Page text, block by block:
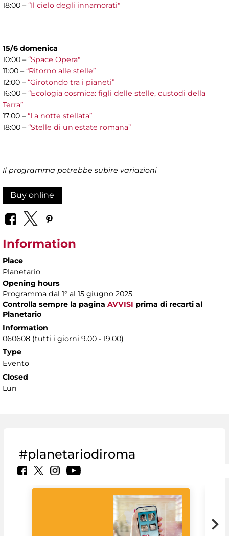
18:00 – “Il cielo degli innamorati"
15/6 domenica
10:00 – “Space Opera"
11:00 – “Ritorno alle stelle”
12:00 – “Girotondo tra i pianeti”
16:00 – “Ecologia cosmica: figli delle stelle, custodi della
Terra”
17:00 – “La notte stellata”
18:00 – “Stelle di un'estate romana”
Il programma potrebbe subire variazioni
Buy online
Information
Place
Planetario
Opening hours
Programma dal 1° al 15 giugno 2025
Controlla sempre la pagina AVVISI prima di recarti al
Planetario
Information
060608 (tutti i giorni 9.00 - 19.00)
Type
Evento
Closed
Lun
#planetariodiroma